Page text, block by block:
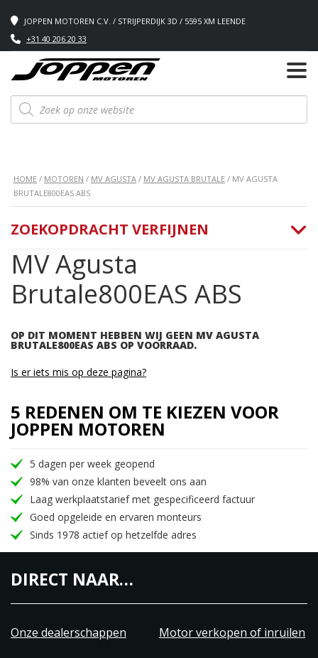
JOPPEN MOTOREN C.V. / STRIJPERDIJK 3D / 5595 XM LEENDE
+31 40 206 20 33
Producten
zoeken
HOME / MOTOREN / MV AGUSTA / MV AGUSTA BRUTALE / MV AGUSTA
BRUTALE800EAS ABS
MV Agusta
Brutale800EAS ABS
OP DIT MOMENT HEBBEN WIJ GEEN MV AGUSTA
BRUTALE800EAS ABS OP VOORRAAD.
ZOEKOPDRACHT VERFIJNEN
Is er iets mis op deze pagina?
5 REDENEN OM TE KIEZEN VOOR
JOPPEN MOTOREN
5 dagen per week geopend
98% van onze klanten beveelt ons aan
Laag werkplaatstarief met gespecificeerd factuur
Goed opgeleide en ervaren monteurs
Sinds 1978 actief op hetzelfde adres
DIRECT NAAR…
Onze dealerschappen
Motor verkopen of inruilen